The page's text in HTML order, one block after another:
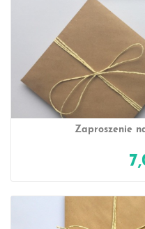
Zaproszenie